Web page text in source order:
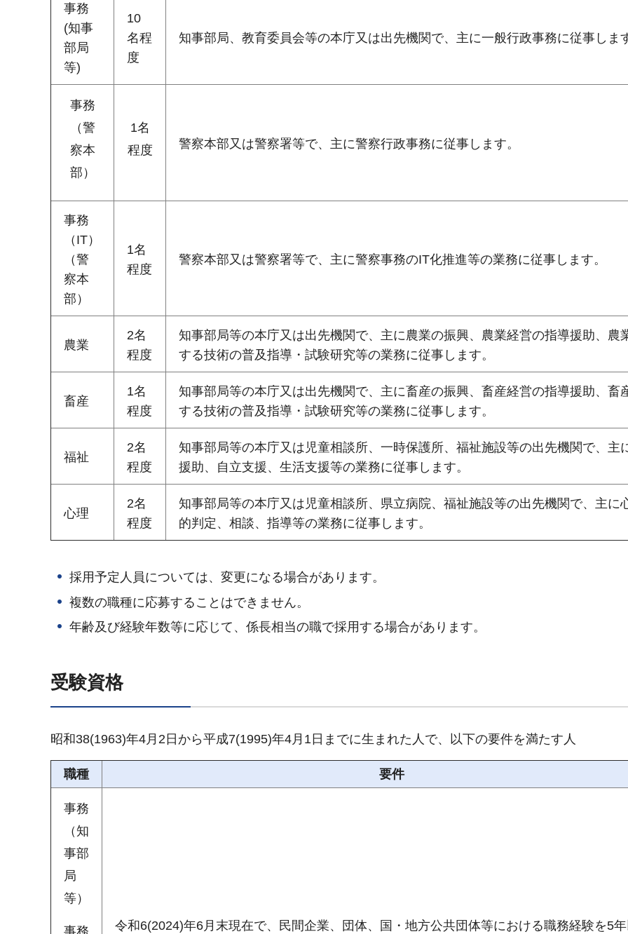
事務
(知事
部局
等)
10
名程
度
知事部局、教育委員会等の本庁又は出先機関で、主に一般行政事務に従事しま
事務
（警
察本
部）
1名
程度
警察本部又は警察署等で、主に警察行政事務に従事します。
事務
（IT）
（警
察本
部）
1名
程度
警察本部又は警察署等で、主に警察事務のIT化推進等の業務に従事します。
農業
2名
程度
知事部局等の本庁又は出先機関で、主に農業の振興、農業経営の指導援助、農
する技術の普及指導・試験研究等の業務に従事します。
畜産
1名
程度
知事部局等の本庁又は出先機関で、主に畜産の振興、畜産経営の指導援助、畜
する技術の普及指導・試験研究等の業務に従事します。
福祉
2名
程度
知事部局等の本庁又は児童相談所、一時保護所、福祉施設等の出先機関で、主
援助、自立支援、生活支援等の業務に従事します。
心理
2名
程度
知事部局等の本庁又は児童相談所、県立病院、福祉施設等の出先機関で、主に
的判定、相談、指導等の業務に従事します。
採用予定人員については、変更になる場合があります。
複数の職種に応募することはできません。
年齢及び経験年数等に応じて、係長相当の職で採用する場合があります。
受験資格
昭和38(1963)年4月2日から平成7(1995)年4月1日までに生まれた人で、以下の要件を満たす人
職種 要件
事務
（知
事部
局
等）
事務
令和6(2024)年6月末現在で、民間企業、団体、国・地方公共団体等における職務経験を5